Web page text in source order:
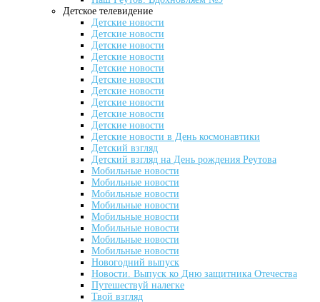
Детское телевидение
Детские новости
Детские новости
Детские новости
Детские новости
Детские новости
Детские новости
Детские новости
Детские новости
Детские новости
Детские новости
Детские новости в День космонавтики
Детский взгляд
Детский взгляд на День рождения Реутова
Мобильные новости
Мобильные новости
Мобильные новости
Мобильные новости
Мобильные новости
Мобильные новости
Мобильные новости
Мобильные новости
Новогодний выпуск
Новости. Выпуск ко Дню защитника Отечества
Путешествуй налегке
Твой взгляд